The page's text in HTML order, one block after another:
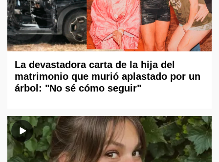
La devastadora carta de la hija del
matrimonio que murió aplastado por un
árbol: "No sé cómo seguir"